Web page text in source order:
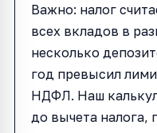
Важно: налог
всех вкладов в
несколько
год превысил
НДФЛ. Наш
до вычета налога,